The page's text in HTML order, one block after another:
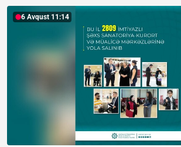
6 Avqust 11:14